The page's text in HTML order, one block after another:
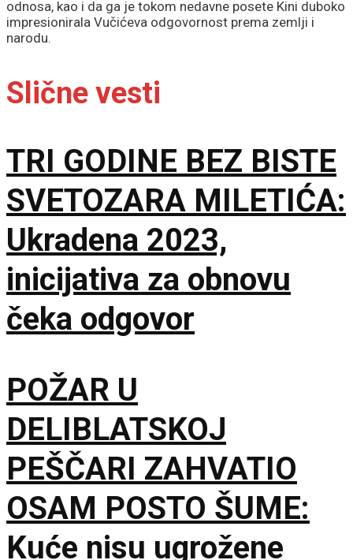
odnosa, kao i da ga je tokom nedavne posete Kini duboko
impresionirala Vučićeva odgovornost prema zemlji i
narodu.
Slične vesti
TRI GODINE BEZ BISTE
SVETOZARA MILETIĆA:
Ukradena 2023,
inicijativa za obnovu
čeka odgovor
POŽAR U
DELIBLATSKOJ
PEŠČARI ZAHVATIO
OSAM POSTO ŠUME:
Kuće nisu ugrožene